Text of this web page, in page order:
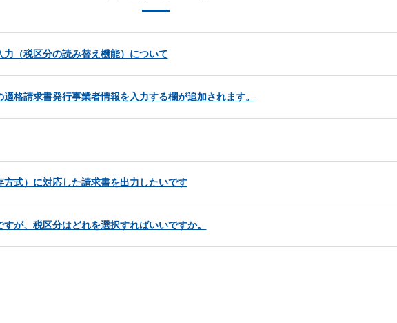
（税区分の読み替え機能）について
格請求書発行事業者情報を入力する欄が追加されます。
式）に対応した請求書を出力したいです
が、税区分はどれを選択すればいいですか。